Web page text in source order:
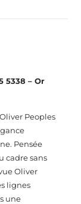
5338 – Or
Peoples
Pensée
cadre sans
Oliver
lignes
une